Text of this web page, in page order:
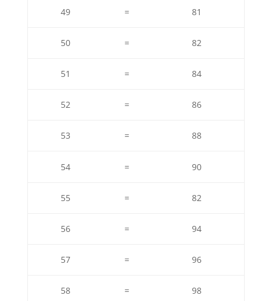
49 = 81
50 = 82
51 = 84
52 = 86
53 = 88
54 = 90
55 = 82
56 = 94
57 = 96
58 = 98